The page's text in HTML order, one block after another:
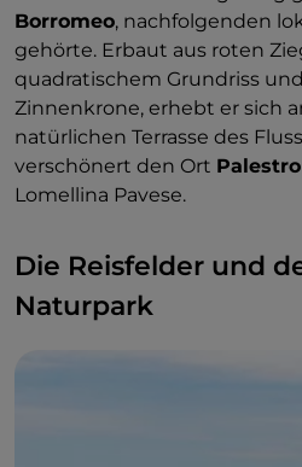
Borromeo, nachfolgenden
gehörte. Erbaut aus roten
quadratischem Grundriss
Zinnenkrone, erhebt er sich
natürlichen Terrasse des
verschönert den Ort Palestro
Lomellina Pavese.
Die Reisfelder und
Naturpark